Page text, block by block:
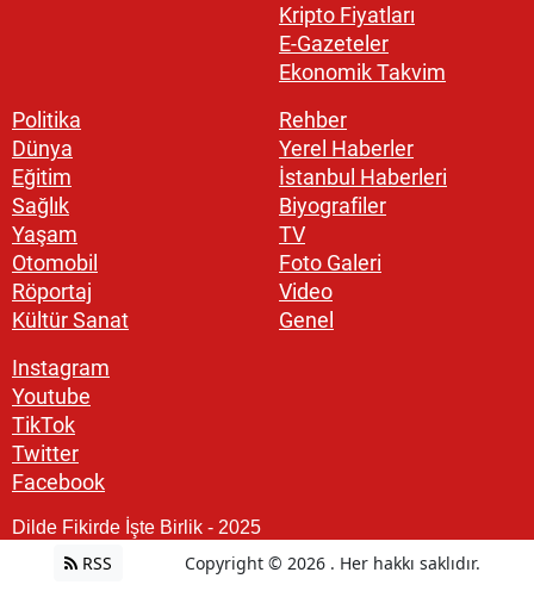
Kripto Fiyatları
E-Gazeteler
Ekonomik Takvim
Politika
Dünya
Eğitim
Sağlık
Yaşam
Otomobil
Röportaj
Kültür Sanat
Rehber
Yerel Haberler
İstanbul Haberleri
Biyografiler
TV
Foto Galeri
Video
Genel
Instagram
Youtube
TikTok
Twitter
Facebook
Dilde Fikirde İşte Birlik - 2025
RSS Copyright © 2026 . Her hakkı saklıdır.